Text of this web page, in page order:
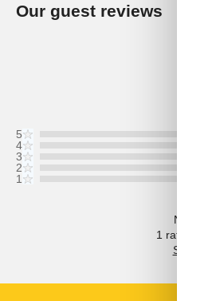
Our guest reviews
5
4
3
2
1
No
1 rating